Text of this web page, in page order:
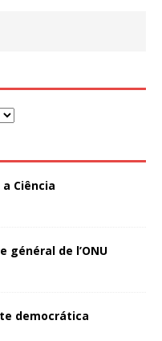
Ciência
général de l’ONU
democrática